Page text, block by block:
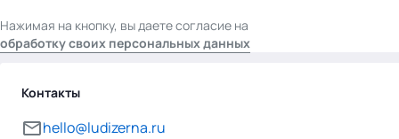
Нажимая на кнопку, вы даете согласие на
обработку своих персональных данных
Контакты
hello@ludizerna.ru